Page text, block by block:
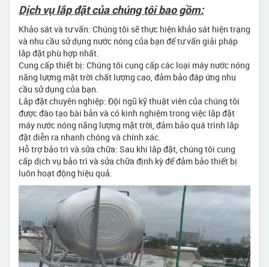
Dịch vụ lắp đặt của chúng tôi bao gồm:
Khảo sát và tư vấn: Chúng tôi sẽ thực hiện khảo sát hiện trạng
và nhu cầu sử dụng nước nóng của bạn để tư vấn giải pháp
lắp đặt phù hợp nhất.
Cung cấp thiết bị: Chúng tôi cung cấp các loại máy nước nóng
năng lượng mặt trời chất lượng cao, đảm bảo đáp ứng nhu
cầu sử dụng của bạn.
Lắp đặt chuyên nghiệp: Đội ngũ kỹ thuật viên của chúng tôi
được đào tạo bài bản và có kinh nghiệm trong việc lắp đặt
máy nước nóng năng lượng mặt trời, đảm bảo quá trình lắp
đặt diễn ra nhanh chóng và chính xác.
Hỗ trợ bảo trì và sửa chữa: Sau khi lắp đặt, chúng tôi cung
cấp dịch vụ bảo trì và sửa chữa định kỳ để đảm bảo thiết bị
luôn hoạt động hiệu quả.